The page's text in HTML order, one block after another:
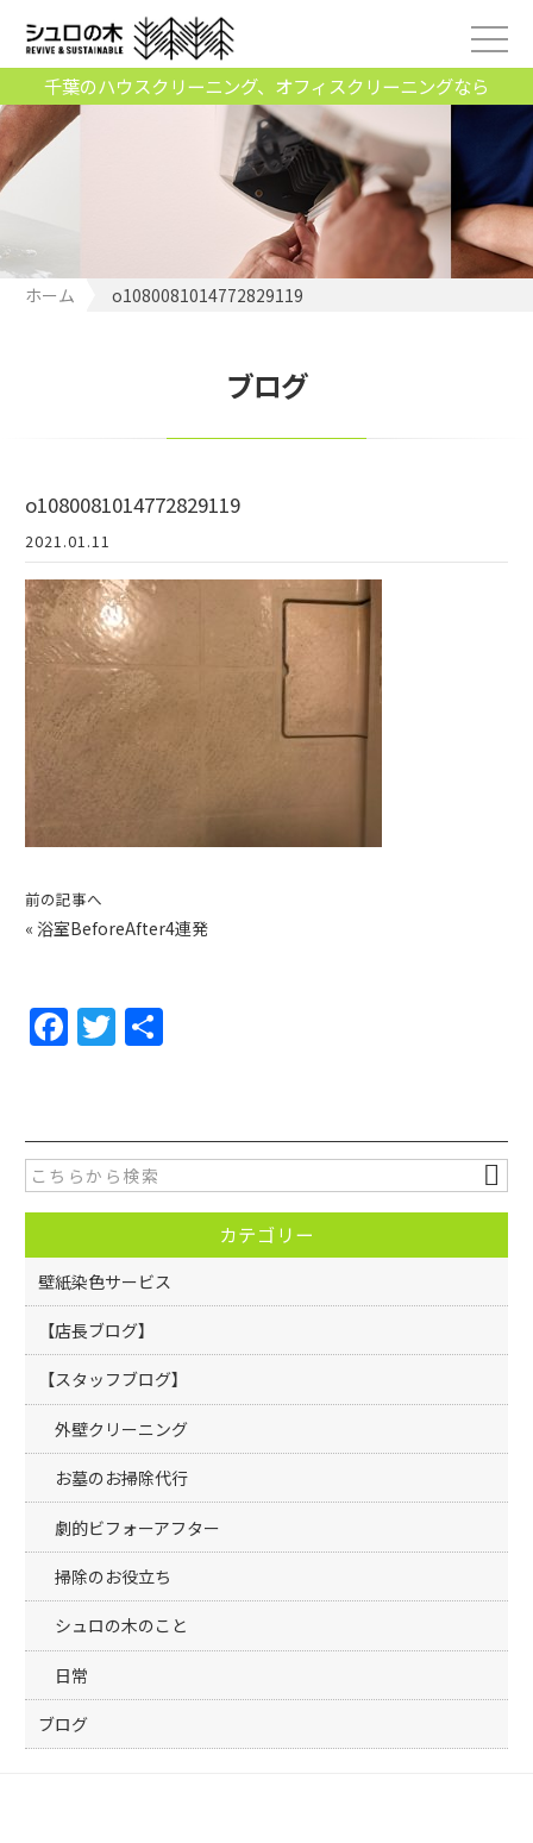
千葉のハウスクリーニング、オフィスクリーニングなら
ホーム o1080081014772829119
ブログ
o1080081014772829119
2021.01.11
前の記事へ
« 浴室BeforeAfter4連発
F
a
e
b
o
o
k
T
w
er
カテゴリー
壁紙染色サービス
【店長ブログ】
【スタッフブログ】
外壁クリーニング
お墓のお掃除代行
劇的ビフォーアフター
掃除のお役立ち
シュロの木のこと
日常
ブログ